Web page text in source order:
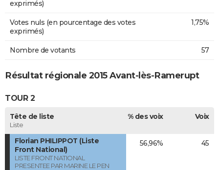
exprimés)
Votes nuls (en pourcentage des votes
exprimés)
1,75%
Nombre de votants 57
Résultat régionale 2015 Avant-lès-Ramerupt
TOUR 2
Tête de liste
Liste
% des voix Voix
Florian PHILIPPOT (Liste
Front National)
LISTE FRONT NATIONAL
PRESENTEE PAR MARINE LE PEN
56,96% 45